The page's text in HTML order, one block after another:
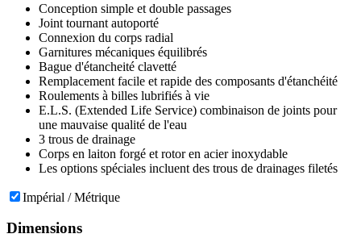
Conception simple et double passages
Joint tournant autoporté
Connexion du corps radial
Garnitures mécaniques équilibrés
Bague d'étancheité clavetté
Remplacement facile et rapide des composants d'étanchéité
Roulements à billes lubrifiés à vie
E.L.S. (Extended Life Service) combinaison de joints pour
une mauvaise qualité de l'eau
3 trous de drainage
Corps en laiton forgé et rotor en acier inoxydable
Les options spéciales incluent des trous de drainages filetés
Impérial / Métrique
Dimensions